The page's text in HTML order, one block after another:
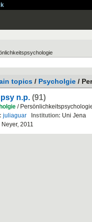
topics / Psycholgie /
n.p. (91)
/
juliaguar Institution: Uni Jena
Neyer, 2011